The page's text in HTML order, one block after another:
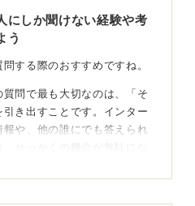
にしか聞けない経験や考
う
する際のおすすめですね。
問で最も大切なのは、「そ
き出すことです。インター
や、他の誰にでも答えられ
せっかくの機会が無駄にな